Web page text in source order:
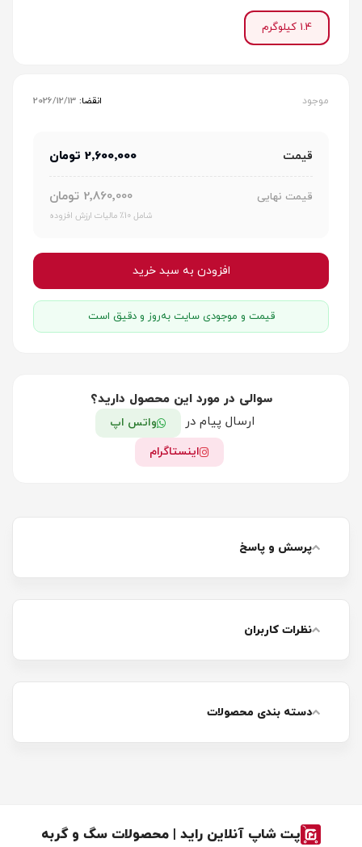
1.4 کیلوگرم
موجود انقضا: 2026/12/13
قیمت 2٬600٬000 تومان
قیمت نهایی 2٬860٬000 تومان
شامل 10٪ مالیات ارزش افزوده
افزودن به سبد خرید
قیمت و موجودی سایت به‌روز و دقیق است
سوالی در مورد این محصول دارید؟
ارسال پیام در
واتس اپ
اینستاگرام
پرسش و پاسخ
نظرات کاربران
دسته بندی محصولات
پت شاپ آنلاین راید | محصولات سگ و گربه